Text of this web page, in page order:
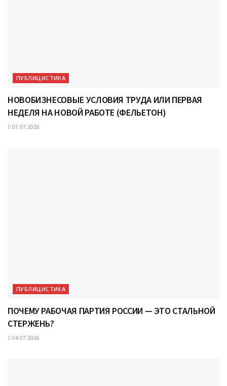
ПУБЛИЦИСТИКА
НОВОБИЗНЕСОВЫЕ УСЛОВИЯ ТРУДА ИЛИ ПЕРВАЯ
НЕДЕЛЯ НА НОВОЙ РАБОТЕ (ФЕЛЬЕТОН)
07.07.2026
ПУБЛИЦИСТИКА
ПОЧЕМУ РАБОЧАЯ ПАРТИЯ РОССИИ — ЭТО СТАЛЬНОЙ
СТЕРЖЕНЬ?
04.07.2026